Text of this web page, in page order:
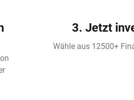
3. Jetzt
Wähle aus 12500+